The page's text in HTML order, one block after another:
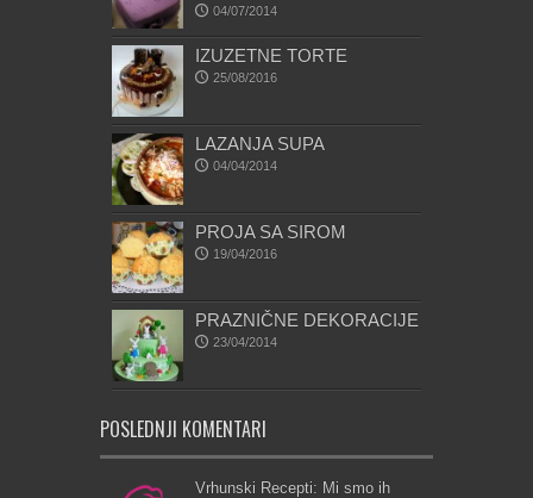
04/07/2014
IZUZETNE TORTE
25/08/2016
LAZANJA SUPA
04/04/2014
PROJA SA SIROM
19/04/2016
PRAZNIČNE DEKORACIJE
23/04/2014
POSLEDNJI KOMENTARI
Vrhunski Recepti: Mi smo ih